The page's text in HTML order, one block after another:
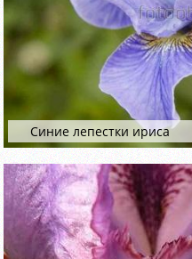
Синие лепестки ириса